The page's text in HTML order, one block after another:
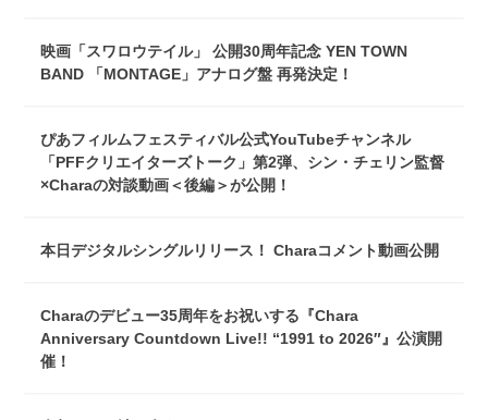
映画「スワロウテイル」 公開30周年記念 YEN TOWN
BAND 「MONTAGE」アナログ盤 再発決定！
ぴあフィルムフェスティバル公式YouTubeチャンネル
「PFFクリエイターズトーク」第2弾、シン・チェリン監督
×Charaの対談動画＜後編＞が公開！
本日デジタルシングルリリース！ Charaコメント動画公開
Charaのデビュー35周年をお祝いする『Chara
Anniversary Countdown Live!! “1991 to 2026″』公演開
催！